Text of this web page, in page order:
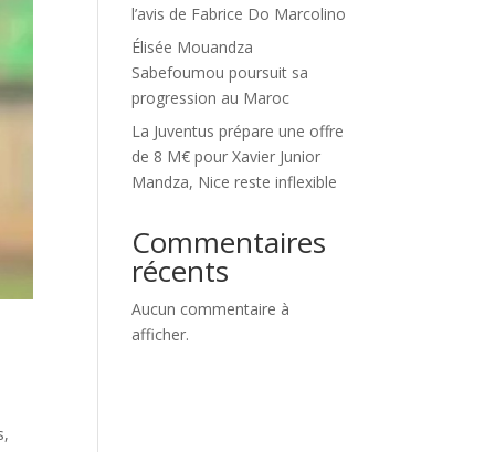
l’avis de Fabrice Do Marcolino
Élisée Mouandza
Sabefoumou poursuit sa
progression au Maroc
La Juventus prépare une offre
de 8 M€ pour Xavier Junior
Mandza, Nice reste inflexible
Commentaires
récents
Aucun commentaire à
afficher.